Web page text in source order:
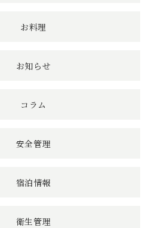
お料理
お知らせ
コラム
安全管理
宿泊情報
衛生管理